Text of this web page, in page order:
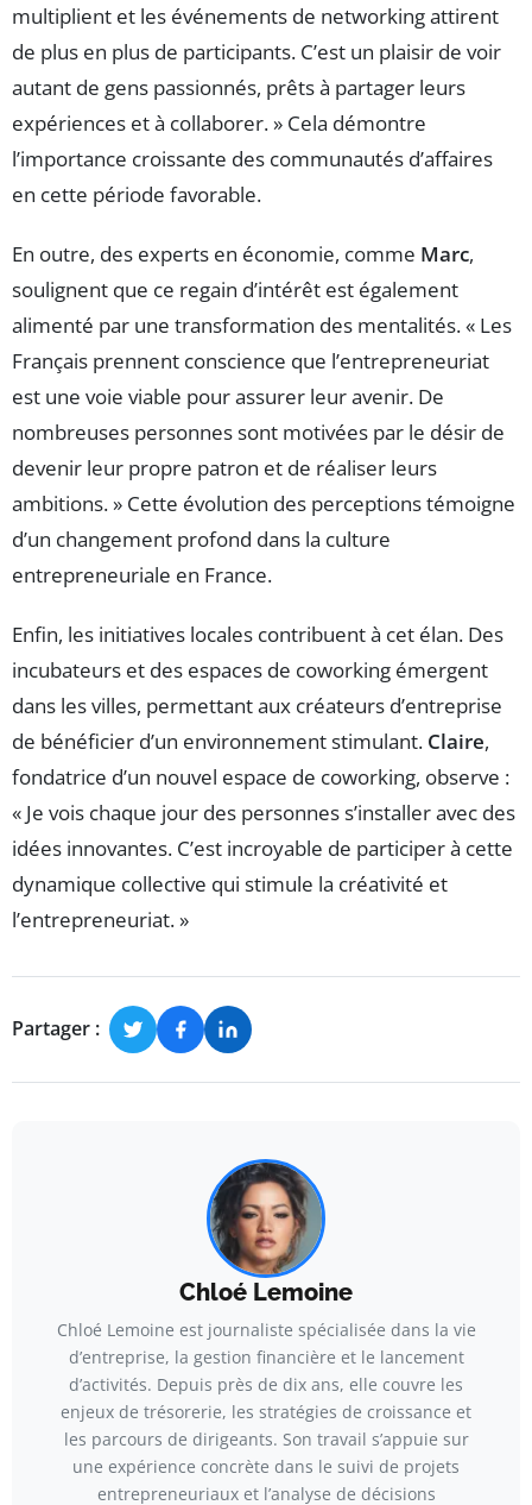
multiplient et les événements de networking attirent
de plus en plus de participants. C’est un plaisir de voir
autant de gens passionnés, prêts à partager leurs
expériences et à collaborer. » Cela démontre
l’importance croissante des communautés d’affaires
en cette période favorable.
En outre, des experts en économie, comme Marc,
soulignent que ce regain d’intérêt est également
alimenté par une transformation des mentalités. « Les
Français prennent conscience que l’entrepreneuriat
est une voie viable pour assurer leur avenir. De
nombreuses personnes sont motivées par le désir de
devenir leur propre patron et de réaliser leurs
ambitions. » Cette évolution des perceptions témoigne
d’un changement profond dans la culture
entrepreneuriale en France.
Enfin, les initiatives locales contribuent à cet élan. Des
incubateurs et des espaces de coworking émergent
dans les villes, permettant aux créateurs d’entreprise
de bénéficier d’un environnement stimulant. Claire,
fondatrice d’un nouvel espace de coworking, observe :
« Je vois chaque jour des personnes s’installer avec des
idées innovantes. C’est incroyable de participer à cette
dynamique collective qui stimule la créativité et
l’entrepreneuriat. »
Partager :
Chloé Lemoine
Chloé Lemoine est journaliste spécialisée dans la vie
d’entreprise, la gestion financière et le lancement
d’activités. Depuis près de dix ans, elle couvre les
enjeux de trésorerie, les stratégies de croissance et
les parcours de dirigeants. Son travail s’appuie sur
une expérience concrète dans le suivi de projets
entrepreneuriaux et l’analyse de décisions